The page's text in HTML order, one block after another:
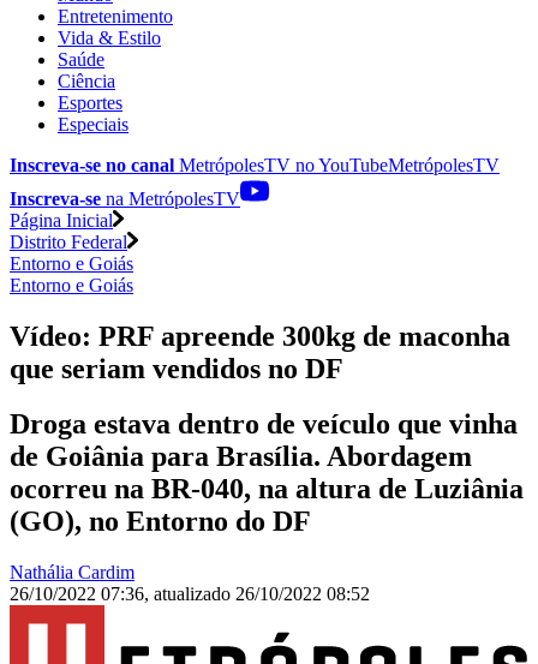
Entretenimento
Vida & Estilo
Saúde
Ciência
Esportes
Especiais
Inscreva-se no canal MetrópolesTV noYouTubeMetrópolesTV
Inscreva-se na MetrópolesTV
Página Inicial
Distrito Federal
Entorno e Goiás
Entorno e Goiás
Vídeo: PRF apreende 300kg de maconha
que seriam vendidos no DF
Droga estava dentro de veículo que vinha
de Goiânia para Brasília. Abordagem
ocorreu na BR-040, na altura de Luziânia
(GO), no Entorno do DF
Nathália Cardim
26/10/2022 07:36, atualizado 26/10/2022 08:52